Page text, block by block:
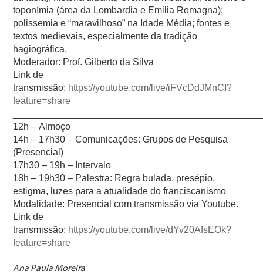
toponímia (área da Lombardia e Emilia Romagna);
polissemia e “maravilhoso” na Idade Média; fontes e
textos medievais, especialmente da tradição
hagiográfica.
Moderador: Prof. Gilberto da Silva
Link de
transmissão: https://youtube.com/live/iFVcDdJMnCI?
feature=share
12h –Almoço
14h – 17h30 –Comunicações: Grupos de Pesquisa
(Presencial)
17h30 – 19h – Intervalo
18h – 19h30 – Palestra: Regra bulada, presépio,
estigma, luzes para a atualidade do franciscanismo
Modalidade: Presencial com transmissão via Youtube.
Link de
transmissão: https://youtube.com/live/dYv20AfsEOk?
feature=share
Ana Paula Moreira